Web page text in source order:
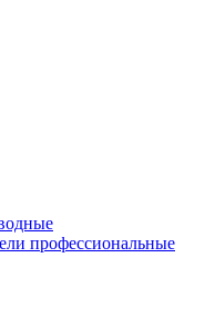
профессиональные